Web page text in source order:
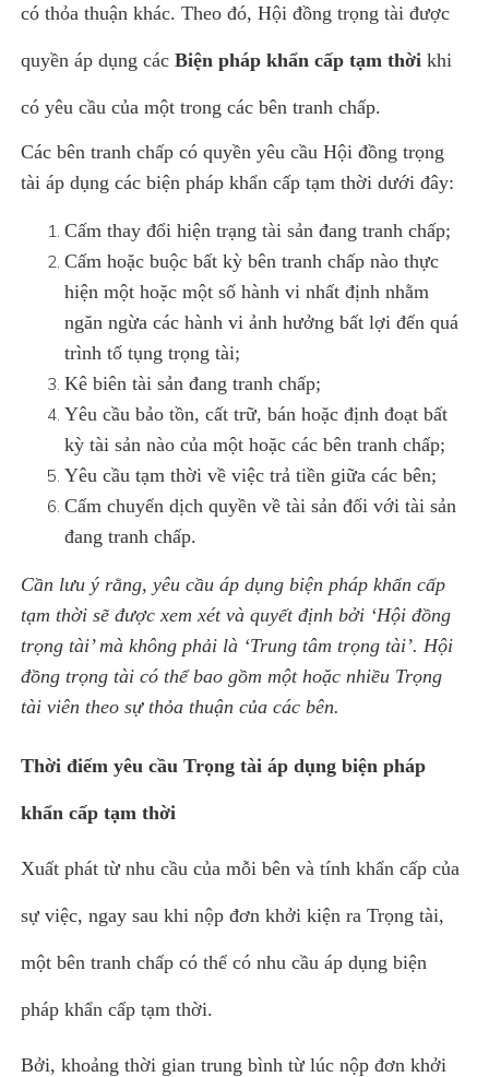
có thỏa thuận khác. Theo đó, Hội đồng trọng tài được
quyền áp dụng cácBiện pháp khẩn cấp tạm thời khi
có yêu cầu của một trong các bên tranh chấp.
Các bên tranh chấp có quyền yêu cầu Hội đồng trọng
tài áp dụng các biện pháp khẩn cấp tạm thời dưới đây:
Cấm thay đổi hiện trạng tài sản đang tranh chấp;
Cấm hoặc buộc bất kỳ bên tranh chấp nào thực
hiện một hoặc một số hành vi nhất định nhằm
ngăn ngừa các hành vi ảnh hưởng bất lợi đến quá
trình tố tụng trọng tài;
Kê biên tài sản đang tranh chấp;
Yêu cầu bảo tồn, cất trữ, bán hoặc định đoạt bất
kỳ tài sản nào của một hoặc các bên tranh chấp;
Yêu cầu tạm thời về việc trả tiền giữa các bên;
Cấm chuyển dịch quyền về tài sản đối với tài sản
đang tranh chấp.
Cần lưu ý rằng, yêu cầu áp dụng biện pháp khẩn cấp
tạm thời sẽ được xem xét và quyết định bởi ‘Hội đồng
trọng tài’ mà không phải là ‘Trung tâm trọng tài’. Hội
đồng trọng tài có thể bao gồm một hoặc nhiều Trọng
tài viên theo sự thỏa thuận của các bên.
Thời điểm yêu cầu Trọng tài áp dụng biện pháp
khẩn cấp tạm thời
Xuất phát từ nhu cầu của mỗi bên và tính khẩn cấp của
sự việc, ngay sau khi nộp đơn khởi kiện ra Trọng tài,
một bên tranh chấp có thể có nhu cầu áp dụng biện
pháp khẩn cấp tạm thời.
Bởi, khoảng thời gian trung bình từ lúc nộp đơn khởi